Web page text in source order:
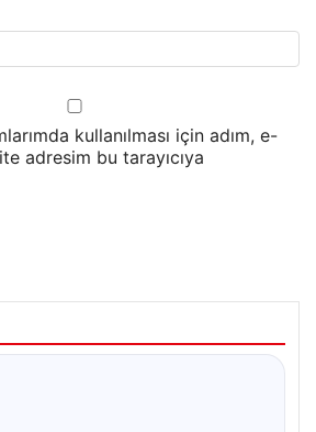
kullanılması için adım, e-
adresim bu tarayıcıya